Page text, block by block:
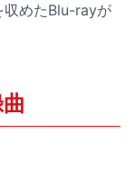
収めたBlu-rayが